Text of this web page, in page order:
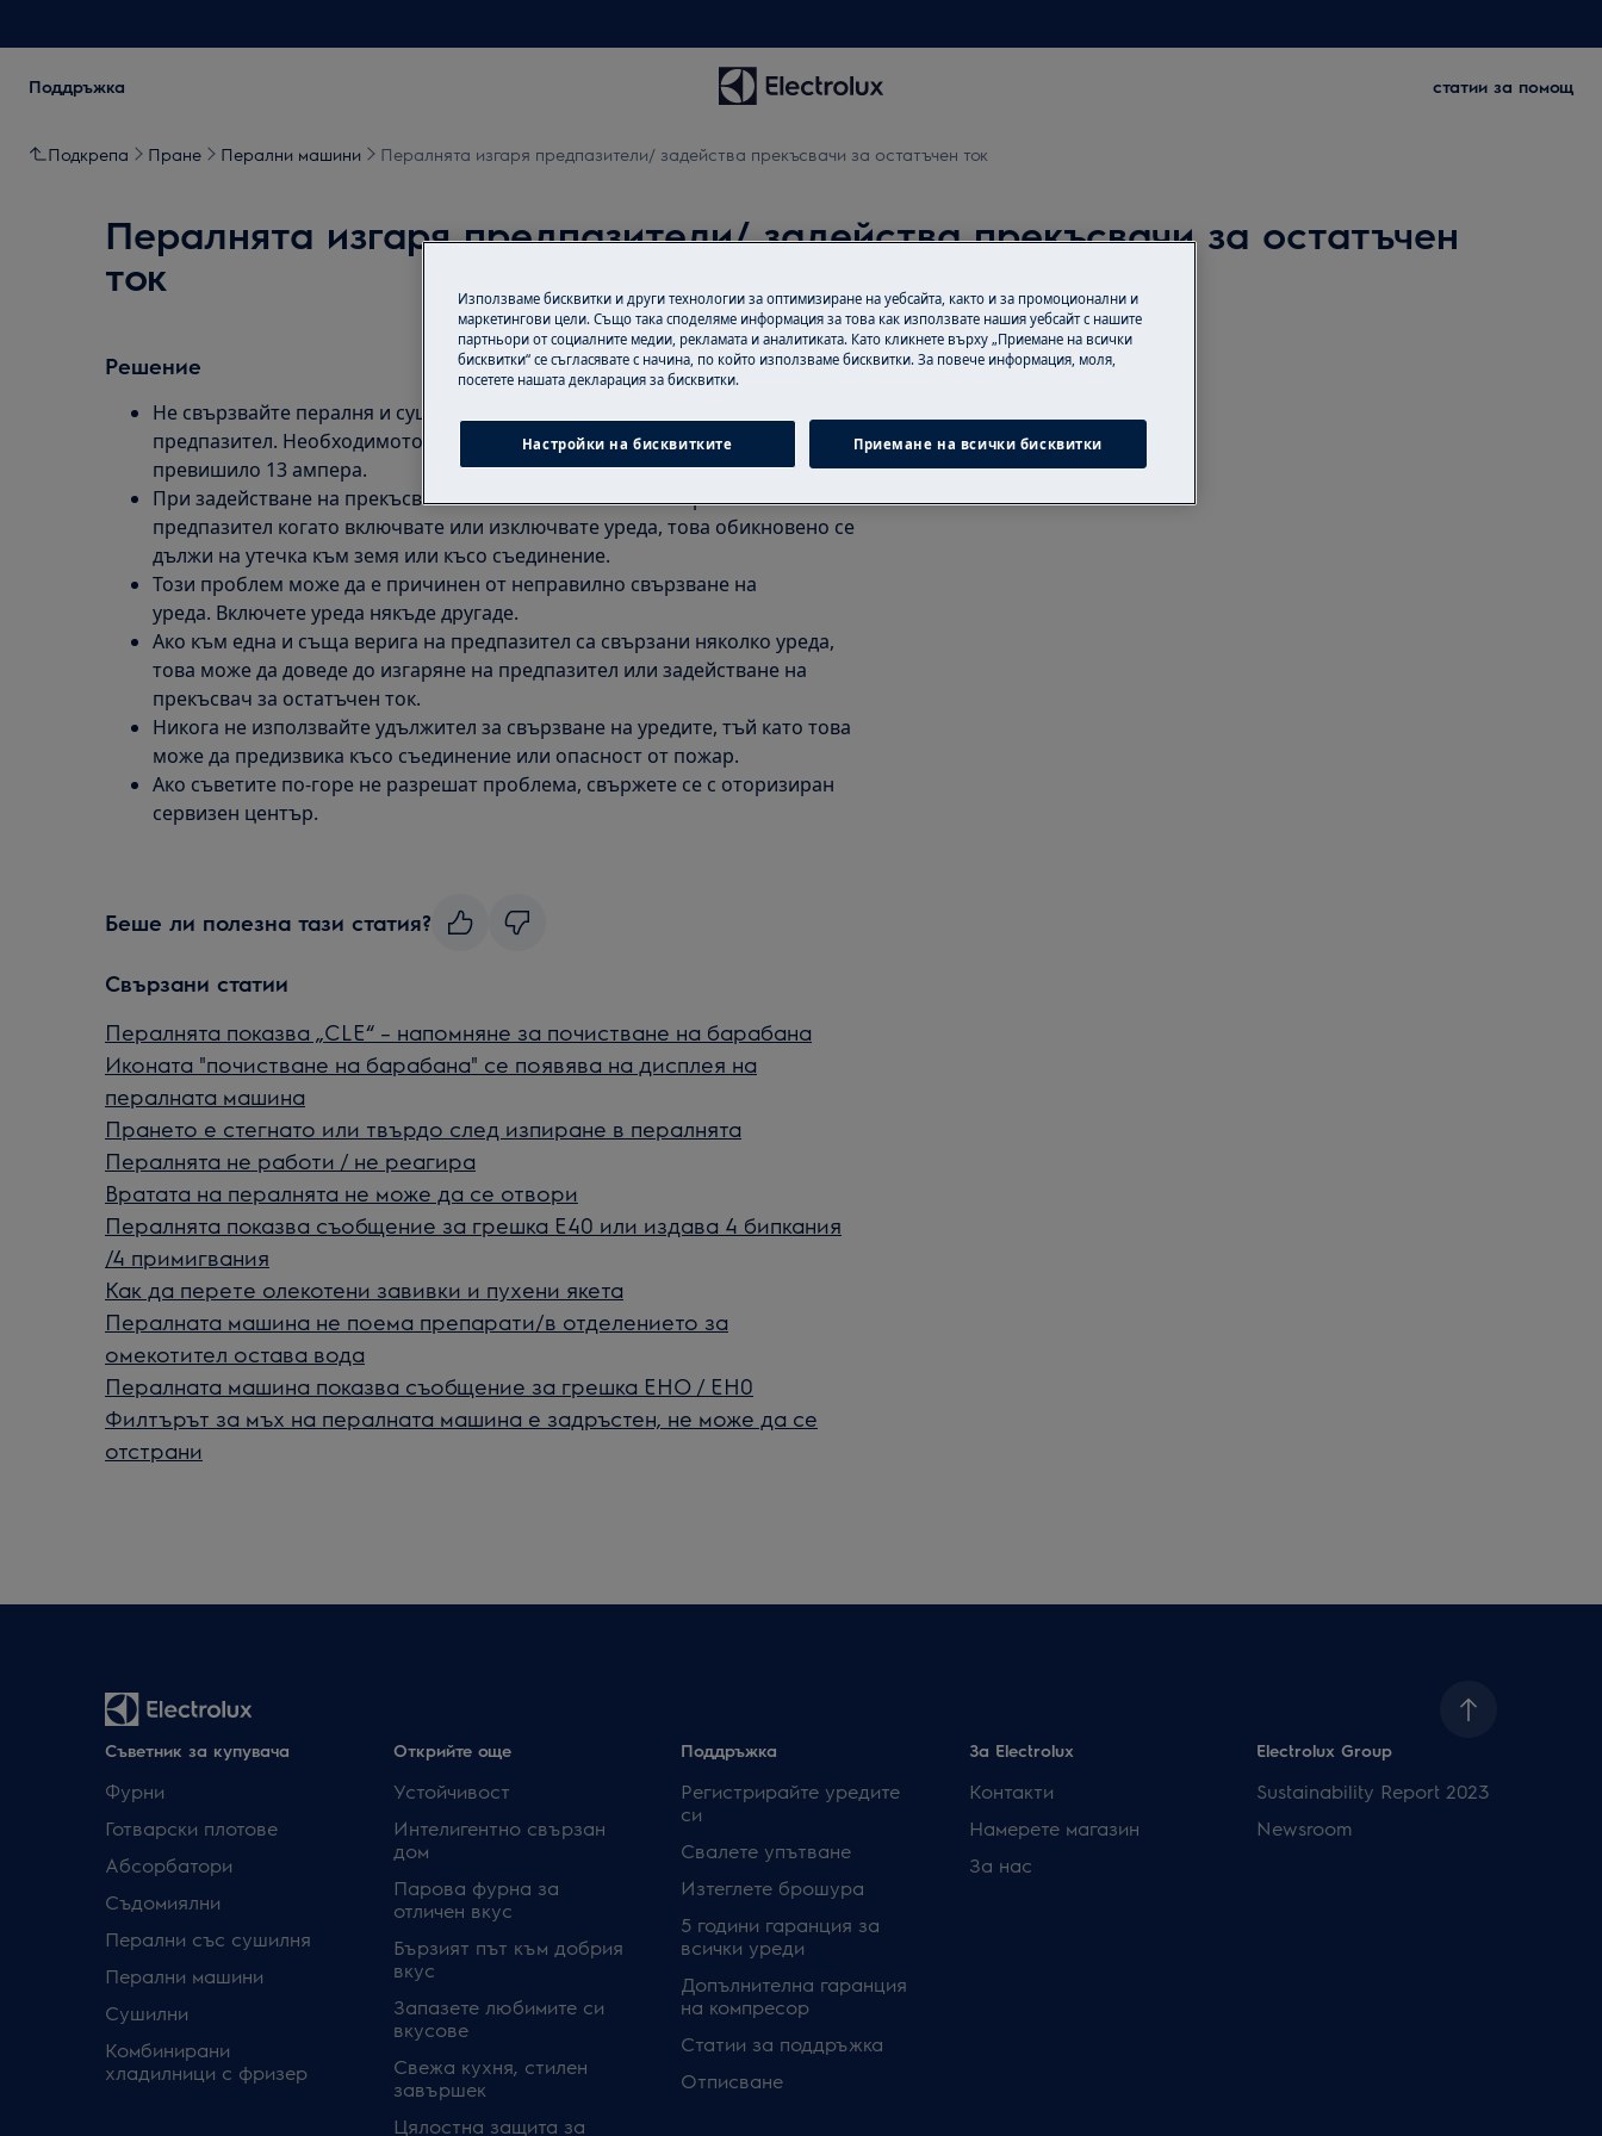
Поддръжка статии за помощ
Подкрепа Пране Перални машини Пералнята изгаря предпазители/ задейства прекъсвачи за остатъчен ток
Пералнята изгаря предпазители/ задейства прекъсвачи за остатъчен
ток
Решение
Не свързвайте пералня и сушилня към веригата на един и същ
предпазител. Необходимото захранване за двата уреда в комбинация би
превишило 13 ампера.
При задействане на прекъсвач за остатъчен ток или изгаряне на
предпазител когато включвате или изключвате уреда, това обикновено се
дължи на утечка към земя или късо съединение.
Този проблем може да е причинен от неправилно свързване на
уреда. Включете уреда някъде другаде.
Ако към една и съща верига на предпазител са свързани няколко уреда,
това може да доведе до изгаряне на предпазител или задействане на
прекъсвач за остатъчен ток.
Никога не използвайте удължител за свързване на уредите, тъй като това
може да предизвика късо съединение или опасност от пожар.
Ако съветите по-горе не разрешат проблема, свържете се с оторизиран
сервизен център.
Беше ли полезна тази статия?
Свързани статии
Пералнята показва „CLE“ – напомняне за почистване на барабана
Иконата "почистване на барабана" се появява на дисплея на
пералната машина
Прането е стегнато или твърдо след изпиране в пералнята
Пералнята не работи / не реагира
Вратата на пералнята не може да се отвори
Пералнята показва съобщение за грешка Е40 или издава 4 бипкания
/4 примигвания
Как да перетe олекотени завивки и пухени якета
Пералната машина не поема препарати/в отделението за
омекотител остава вода
Пералната машина показва съобщение за грешка EHO / EH0
Филтърът за мъх на пералната машина е задръстен, не може да се
отстрани
Съветник за купувача
Фурни
Готварски плотове
Абсорбатори
Съдомиялни
Перални със сушилня
Перални машини
Сушилни
Комбинирани
хладилници с фризер
Открийте още
Устойчивост
Интелигентно свързан
дом
Парова фурна за
отличен вкус
Бързият път към добрия
вкус
Запазете любимите си
вкусове
Свежа кухня, стилен
завършек
Цялостна защита за
Поддръжка
Регистрирайте уредите
си
Свалете упътване
Изтеглете брошура
5 години гаранция за
всички уреди
Допълнителна гаранция
на компресор
Статии за поддръжка
Отписване
За Electrolux
Контакти
Намерете магазин
За нас
Electrolux Group
Sustainability Report 2023
Newsroom
Използваме бисквитки и други технологии за оптимизиране на уебсайта, както и за промоционални и
маркетингови цели. Също така споделяме информация за това как използвате нашия уебсайт с нашите
партньори от социалните медии, рекламата и аналитиката. Като кликнете върху „Приемане на всички
бисквитки“ се съгласявате с начина, по който използваме бисквитки. За повече информация, моля,
посетете нашата декларация за бисквитки.
Настройки на бисквитките Приемане на всички бисквитки